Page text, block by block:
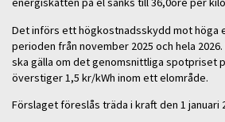
Det införs ett högkostnadsskydd mot höga
perioden från november 2025 och hela
ska gälla om det genomsnittliga spotpriset
överstiger 1,5 kr/kWh inom ett elområde.
Förslaget föreslås träda i kraft den 1 januari